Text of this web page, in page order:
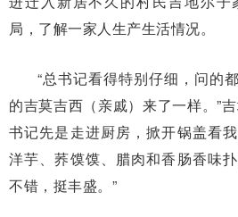
局，了解一家人生产生活情况。
“总书记看得特别仔细，问的
的吉莫吉西（亲戚）来了一样。”
书记先是走进厨房，掀开锅盖看
洋芋、荞馍馍、腊肉和香肠香味
不错，挺丰盛。”